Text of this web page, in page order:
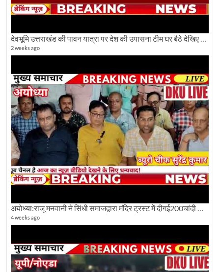
2 weeks ago
अयोध्या:राजू मनवानी ने सिंधी समाजद्वारा मंदिर ट्रस्ट में दीगई200चांदी की ईंटों पर सवाल का किया विरोध
4 weeks ago